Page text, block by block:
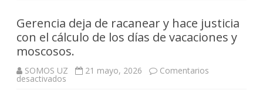
Gerencia deja de racanear y hace justicia
con el cálculo de los días de vacaciones y
moscosos.
SOMOS UZ 21 mayo, 2026 Comentarios
desactivados